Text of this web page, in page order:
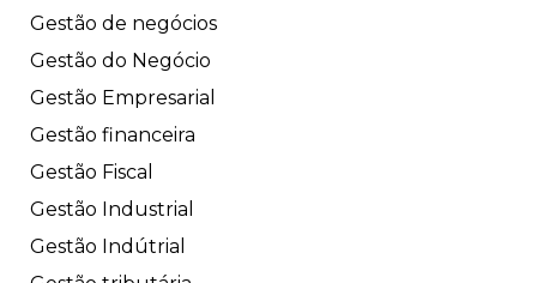
Gestão de negócios
Gestão do Negócio
Gestão Empresarial
Gestão financeira
Gestão Fiscal
Gestão Industrial
Gestão Indútrial